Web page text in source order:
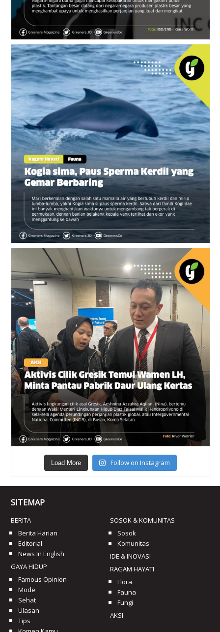
Load More Follow on Instagram
SITEMAP
BERITA
Berita Harian
Editorial
News In English
GAYA HIDUP
Famous Opinion
Mode
Sehat
Ulasan
Tips
SOSOK & KOMUNITAS
Sosok
Komunitas
IDE & INOVASI
RAGAM HAYATI
Flora
Fauna
Fungi
AKSI